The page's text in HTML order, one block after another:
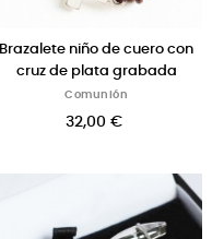
Brazalete niño de cuero con
cruz de plata grabada
Comunión
32,00 €